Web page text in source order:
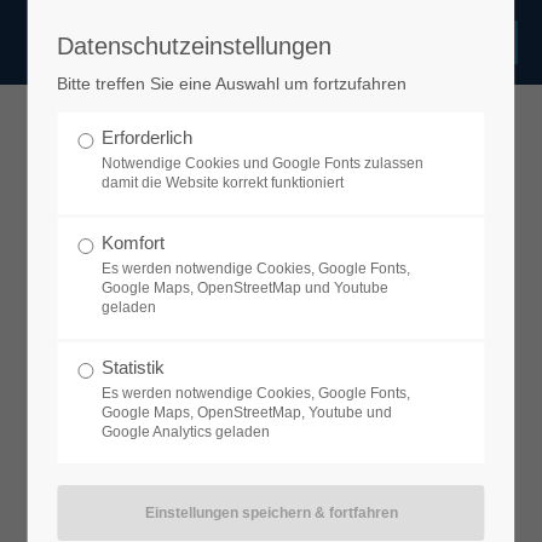
Login
Passwort
Anmelden
Register|Lost your password?
Support
Dr. Richard Antwi
Pians 27, 6551 Gemeinde Pians, Österreich
Tel. :+43 5442 62800
Geschlossen
08:00–12:00, 17:00–19:00
Datenschutzeinstellungen
Bitte treffen Sie eine Auswahl um fortzufahren
Erforderlich
Notwendige Cookies und Google Fonts zulassen
damit die Website korrekt funktioniert
Komfort
Es werden notwendige Cookies, Google Fonts,
Google Maps, OpenStreetMap und Youtube
geladen
Statistik
Es werden notwendige Cookies, Google Fonts,
Google Maps, OpenStreetMap, Youtube und
Google Analytics geladen